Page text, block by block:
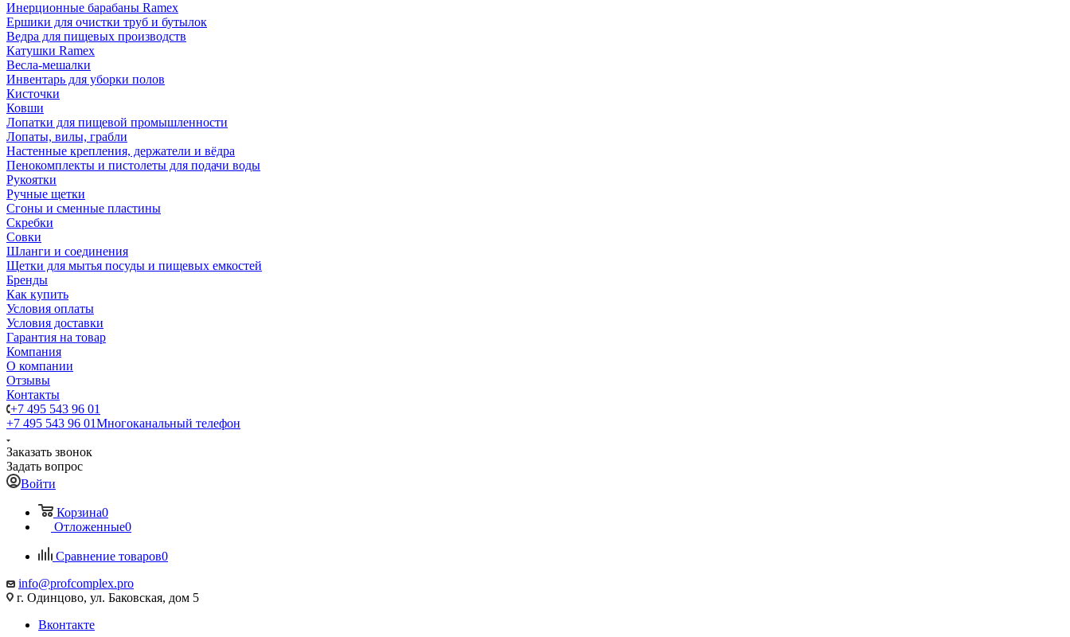
Инерционные барабаны Ramex
Ершики для очистки труб и бутылок
Ведра для пищевых производств
Катушки Ramex
Весла-мешалки
Инвентарь для уборки полов
Кисточки
Ковши
Лопатки для пищевой промышленности
Лопаты, вилы, грабли
Настенные крепления, держатели и вёдра
Пенокомплекты и пистолеты для подачи воды
Рукоятки
Ручные щетки
Сгоны и сменные пластины
Скребки
Совки
Шланги и соединения
Щетки для мытья посуды и пищевых емкостей
Бренды
Как купить
Условия оплаты
Условия доставки
Гарантия на товар
Компания
О компании
Отзывы
Контакты
+7 495 543 96 01
+7 495 543 96 01Многоканальный телефон
Заказать звонок
Задать вопрос
Войти
Корзина0
Отложенные0
Сравнение товаров0
info@profcomplex.pro
г. Одинцово, ул. Баковская, дом 5
Вконтакте